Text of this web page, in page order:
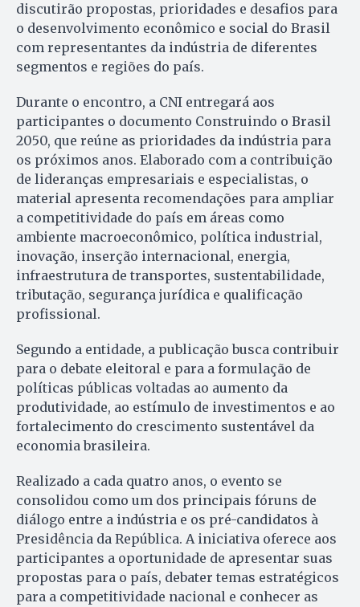
discutirão propostas, prioridades e desafios para
o desenvolvimento econômico e social do Brasil
com representantes da indústria de diferentes
segmentos e regiões do país.
Durante o encontro, a CNI entregará aos
participantes o documento Construindo o Brasil
2050, que reúne as prioridades da indústria para
os próximos anos. Elaborado com a contribuição
de lideranças empresariais e especialistas, o
material apresenta recomendações para ampliar
a competitividade do país em áreas como
ambiente macroeconômico, política industrial,
inovação, inserção internacional, energia,
infraestrutura de transportes, sustentabilidade,
tributação, segurança jurídica e qualificação
profissional.
Segundo a entidade, a publicação busca contribuir
para o debate eleitoral e para a formulação de
políticas públicas voltadas ao aumento da
produtividade, ao estímulo de investimentos e ao
fortalecimento do crescimento sustentável da
economia brasileira.
Realizado a cada quatro anos, o evento se
consolidou como um dos principais fóruns de
diálogo entre a indústria e os pré-candidatos à
Presidência da República. A iniciativa oferece aos
participantes a oportunidade de apresentar suas
propostas para o país, debater temas estratégicos
para a competitividade nacional e conhecer as